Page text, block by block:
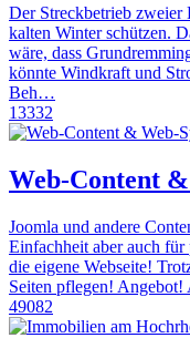
Der Streckbetrieb
kalten Winter schützen.
wäre, dass
könnte Windkraft und
Beh…
13332
Web-Content
Joomla und andere
Einfachheit aber auch
die eigene Webseite!
Seiten pflegen!
49082